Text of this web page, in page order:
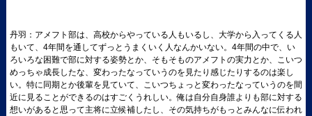
丹羽：アメフト部は、高校からやっている人もいるし、大学から入ってくる人
もいて、4年間を通してずっとうまくいく人なんかいない。4年間の中で、い
ろいろな困難で部に対する姿勢とか、そもそものアメフトの実力とか、こいつ
めっちゃ成長したな、変わったなっていうのを見たり感じたりするのは楽し
い。特に同期とか後輩を見ていて、こいつちょっと変わったなっていうのを間
近に見ることができるのはすごくうれしい。俺は自分自身誰よりも部に対する
想いがあると思って主将に立候補したし、その気持ちがもっとみんなに伝われ